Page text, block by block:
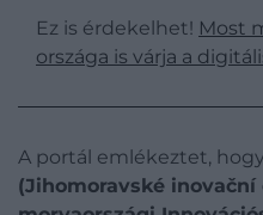
Ez is érdekelhet! Most
országa is várja a
A portál emlékeztet,
(Jihomoravské inovační